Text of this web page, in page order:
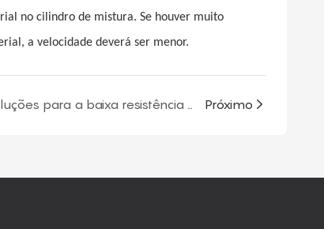
no cilindro de mistura. Se houver muito
a velocidade deverá ser menor.
Causas e soluções para a baixa resistência à compressão da esponja de recuperação lenta Próximo